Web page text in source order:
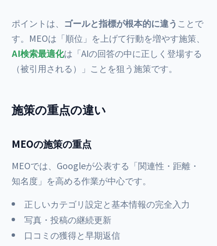
ポイントは、 ゴールと指標が根本的に違う ことで
す。MEOは「順位」を上げて行動を増やす施策、
AI検索最適化は「AIの回答の中に正しく登場する
（被引用される）」ことを狙う施策です。
施策の重点の違い
MEOの施策の重点
MEOでは、Googleが公表する「関連性・距離・
知名度」を高める作業が中心です。
正しいカテゴリ設定と基本情報の完全入力
写真・投稿の継続更新
口コミの獲得と早期返信